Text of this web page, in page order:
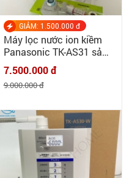
GIẢM: 1.500.000 đ
Máy lọc nước ion kiềm
Panasonic TK-AS31 sản
xuất T05/2023 tại Nhật,
phiên bản nâng cấp của
TK-AS30
7.500.000 đ
9.000.000 đ